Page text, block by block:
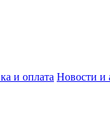
и оплата Новости и